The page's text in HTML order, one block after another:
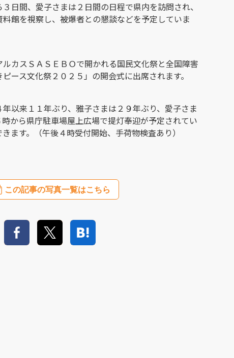
日間、愛子さまは２日間の日程で県内を訪問され、
館を視察し、被爆者との懇談などを予定していま
カスＳＡＳＥＢＯで開かれる国民文化祭と全国障害
ース文化祭２０２５」の開会式に出席されます。
以来１１年ぶり、雅子さまは２９年ぶり、愛子さま
から県庁駐車場屋上広場で提灯奉迎が予定されてい
ます。（午後４時受付開始、手荷物検査あり）
この記事の写真一覧はこちら